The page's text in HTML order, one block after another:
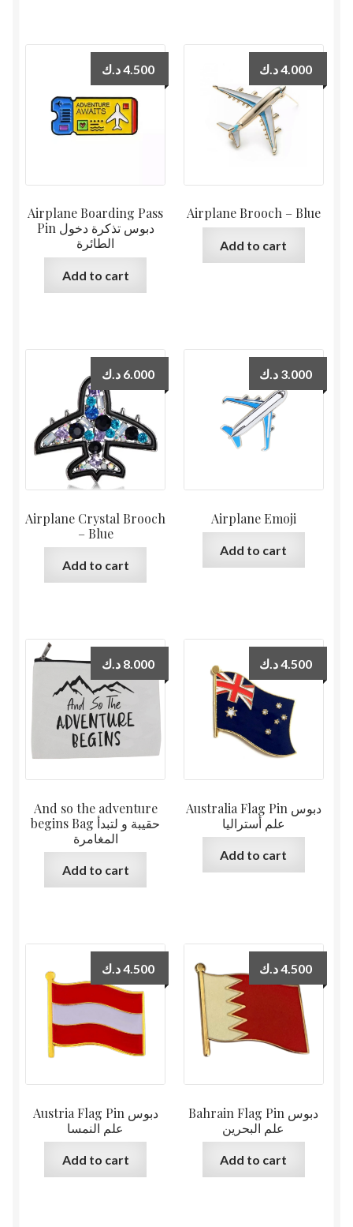
Airplane Boarding Pass
Pin دبوس تذكرة دخول
الطائرة
4.500د.ك
Add to cart
Airplane Brooch – Blue
4.000د.ك
Add to cart
Airplane Crystal Brooch
– Blue
6.000 د.ك
Add to cart
Airplane Emoji
3.000 د.ك
Add to cart
And so the adventure
begins Bag حقيبة و لتبدأ
المغامرة
8.000 د.ك
Add to cart
Australia Flag Pin دبوس
علم أستراليا
4.500د.ك
Add to cart
Austria Flag Pin دبوس
علم النمسا
4.500د.ك
Add to cart
Bahrain Flag Pin دبوس
علم البحرين
4.500د.ك
Add to cart